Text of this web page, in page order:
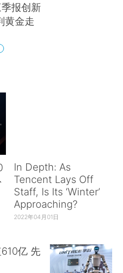
季报创新
黄金走
In Depth: As
Tencent Lays Off
Staff, Is Its ‘Winter’
Approaching?
2022年04月01日
亿 先